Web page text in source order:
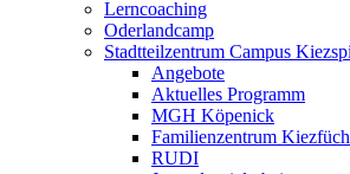
Lerncoaching
Oderlandcamp
Stadtteilzentrum Campus
Angebote
Aktuelles Programm
MGH Köpenick
Familienzentrum
RUDI